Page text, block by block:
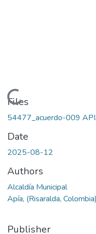
Loading...
Files
54477_acuerdo-009
Date
2025-08-12
Authors
Alcaldía Municipal
Apía, (Risaralda, Colombia)
Publisher